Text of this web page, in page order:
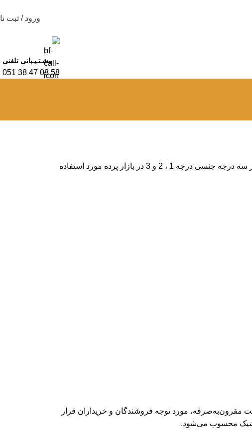
ورود / ثبت
پـشـتـیـبانی تلفنی
58 08 47 38 051
تور راشل بریلنت با تنوع بسیار زیاد در دسته بندی تور پرده قرار دارد ، این نوع پرده در کشور ایران تولید میشود و در سه درجه جنسی درجه 1 ، 2 و 3 در بازار پرده مورد استفاده
مقرون‌به‌صرفه، مورد توجه فروشندگان و خریداران قرار
شیک محسوب می‌شود.